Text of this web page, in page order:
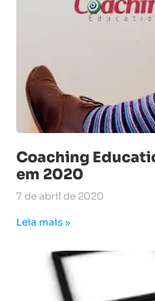
Coaching
em 2020
7 de abril de 2020
Leia mais »